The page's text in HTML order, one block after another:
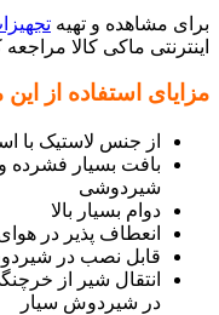
برای مشاهده و تهیه
اینترنتی ماکی کالا مراجعه
مزایای استفاده از
از جنس لاستیک با
بافت بسیار فشرده و
شیردوشی
دوام بسیار بالا
انعطاف پذیر در
قابل نصب در
انتقال شیر از
در شیردوش سیار